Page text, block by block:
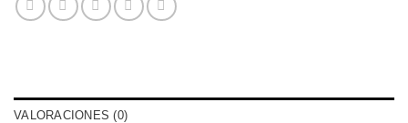
VALORACIONES (0)